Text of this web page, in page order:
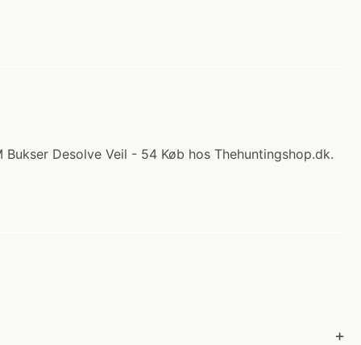
Desolve Veil - 54 Køb hos Thehuntingshop.dk.